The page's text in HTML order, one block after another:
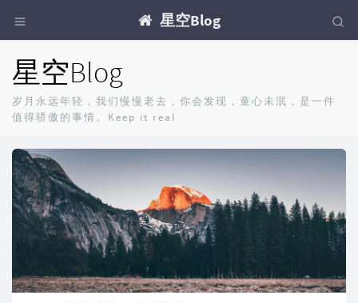
星空Blog
星空Blog
岁月永远年轻，我们慢慢老去，你会发现，童心未泯，是一件
值得骄傲的事情。Keep it real